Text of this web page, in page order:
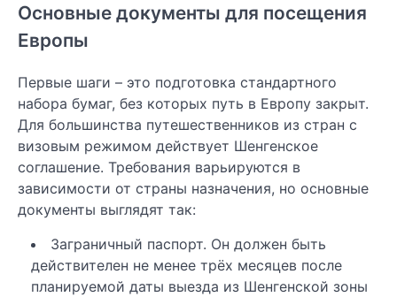
Основные документы для посещения
Европы
Первые шаги – это подготовка стандартного
набора бумаг, без которых путь в Европу закрыт.
Для большинства путешественников из стран с
визовым режимом действует Шенгенское
соглашение. Требования варьируются в
зависимости от страны назначения, но основные
документы выглядят так:
Заграничный паспорт. Он должен быть
действителен не менее трёх месяцев после
планируемой даты выезда из Шенгенской зоны